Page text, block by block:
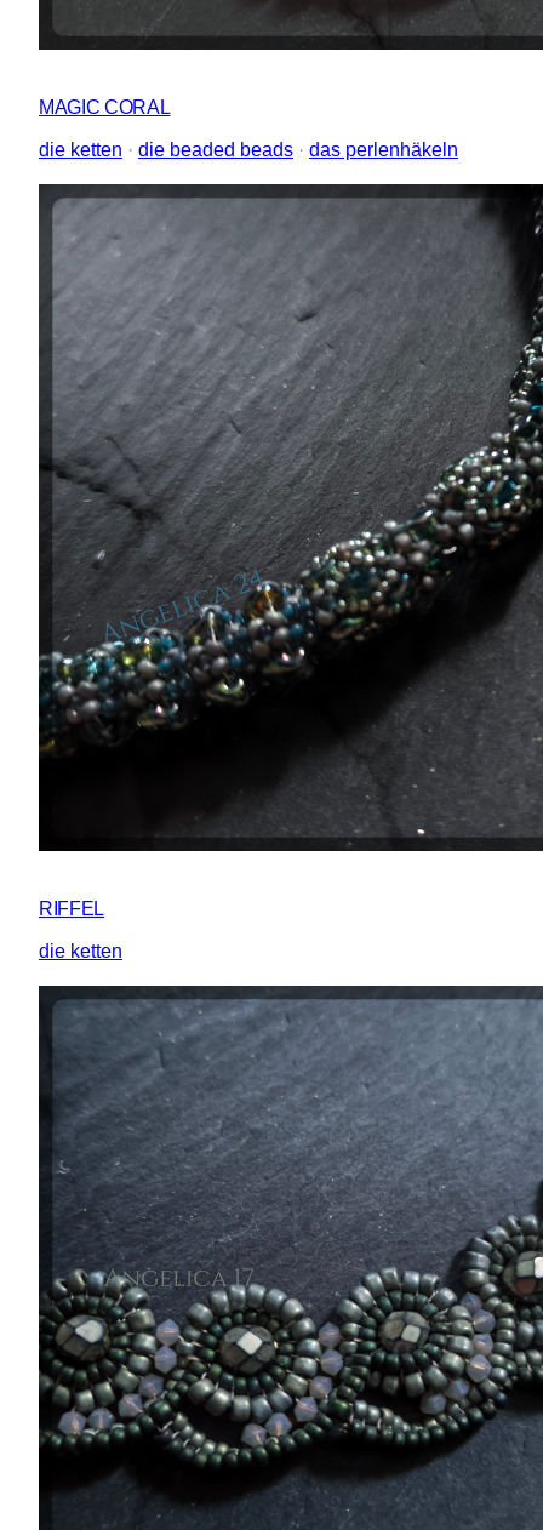
MAGIC CORAL
die ketten · die beaded beads · das perlenhäkeln
RIFFEL
die ketten